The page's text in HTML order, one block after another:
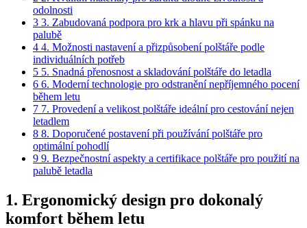
odolnosti
3 3. Zabudovaná‌ podpora pro krk a hlavu při spánku na⁢
palubě
4 4. Možnosti ‌nastavení‍ a ⁤přizpůsobení ⁢polštáře podle
individuálních potřeb
5 5. Snadná přenosnost ‍a skladování polštáře do letadla
6 6. Moderní ‌technologie pro odstranění nepříjemného pocení
během letu
7 7. Provedení a velikost polštáře ⁣ideální⁢ pro cestování ⁣nejen
⁤letadlem
8 8. Doporučené postavení při ⁣používání ‌polštáře pro
optimální pohodlí
9 9. Bezpečnostní aspekty a certifikace ‌polštáře pro použití ‌na
palubě ⁢letadla
1. Ergonomický design pro dokonalý
komfort během letu